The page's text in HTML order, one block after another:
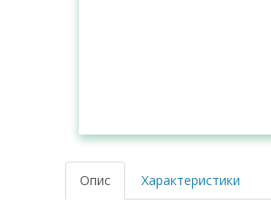
Опис Характеристики